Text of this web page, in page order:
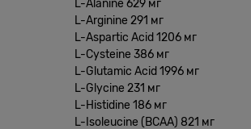
L-Alanine 629 мг
L-Arginine 291 мг
L-Aspartic Acid 1206 мг
L-Cysteine 386 мг
L-Glutamic Acid 1996 мг
L-Glycine 231 мг
L-Histidine 186 мг
L-Isoleucine (BCAA) 821 мг